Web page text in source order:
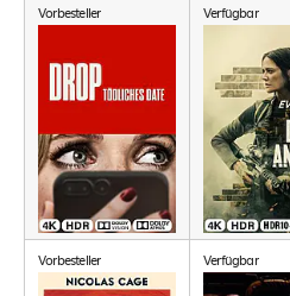
Vorbesteller Verfügbar
Vorbesteller Verfügbar